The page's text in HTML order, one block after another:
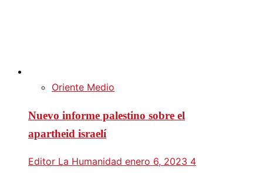
Oriente Medio
Nuevo informe palestino sobre el
apartheid israelí
Editor La Humanidad enero 6, 2023 4